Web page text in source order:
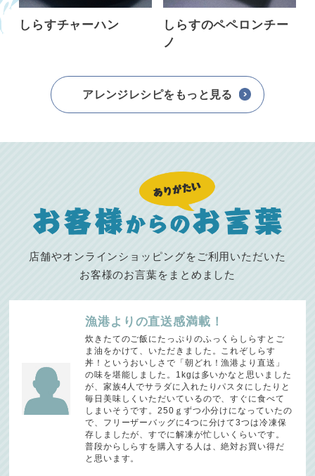
しらすチャーハン
しらすのペペロンチー
ノ
アレンジレシピをもっと見る
店舗やオンラインショッピングをご利用いただいた
お客様のお言葉をまとめました
漁港よりの直送感満載！
炊きたてのご飯にたっぷりのふっくらしらすとご
ま油をかけて、いただきました。これぞしらす
丼！というおいしさで「朝どれ！漁港より直送」
の味を堪能しました。1kgは多いかなと思いました
が、家族4人でサラダに入れたりパスタにしたりと
毎日美味しくいただいているので、すぐに食べて
しまいそうです。250ｇずつ小分けになっていたの
で、フリーザーバッグに4つに分けて3つは冷凍保
存しましたが、すでに解凍が忙しいくらいです。
普段からしらすを購入する人は、絶対お買い得だ
と思います。